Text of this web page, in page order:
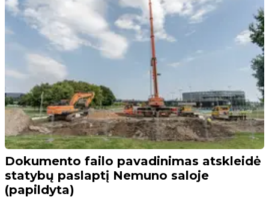
Dokumento failo pavadinimas atskleidė
statybų paslaptį Nemuno saloje
(papildyta)